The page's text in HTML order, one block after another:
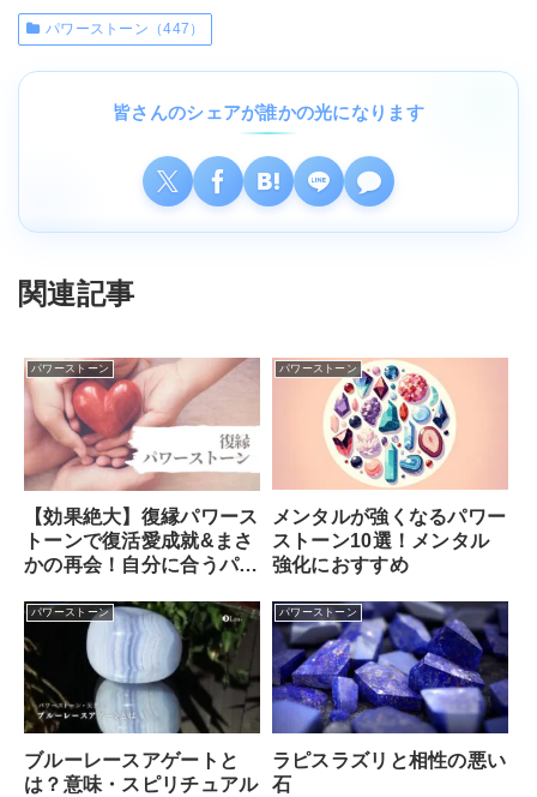
パワーストーン（447）
皆さんのシェアが誰かの光になります
関連記事
パワーストーン
【効果絶大】復縁パワース
トーンで復活愛成就&まさ
かの再会！自分に合うパワ
パワーストーン
メンタルが強くなるパワー
ストーン10選！メンタル
強化におすすめ
パワーストーン
ブルーレースアゲートと
は？意味・スピリチュアル
パワーストーン
ラピスラズリと相性の悪い
石